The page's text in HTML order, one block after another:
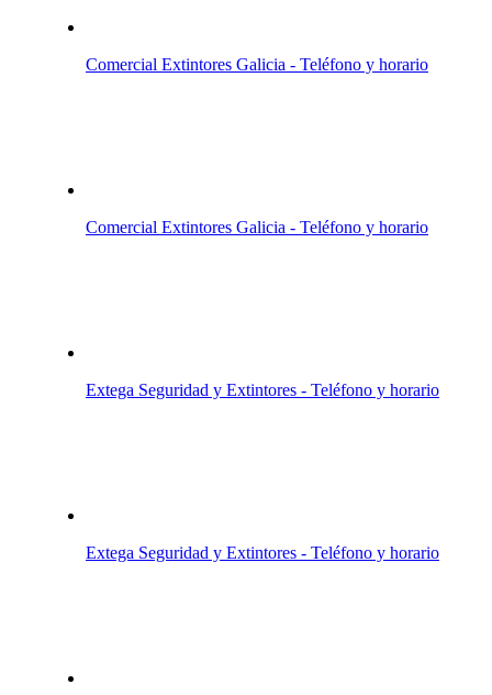
Comercial Extintores Galicia - Teléfono y horario
Comercial Extintores Galicia - Teléfono y horario
Extega Seguridad y Extintores - Teléfono y horario
Extega Seguridad y Extintores - Teléfono y horario